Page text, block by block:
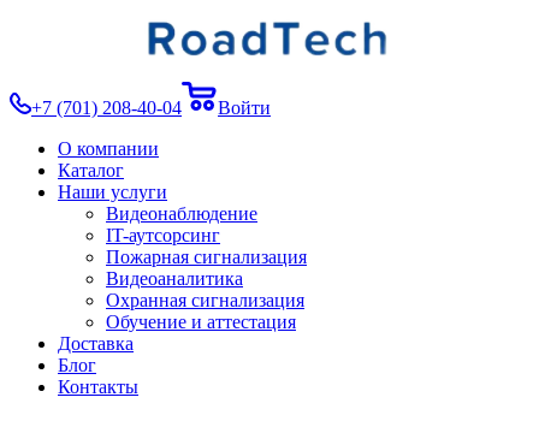
+7 (701) 208-40-04
Войти
О компании
Каталог
Наши услуги
Видеонаблюдение
IT-аутсорсинг
Пожарная сигнализация
Видеоаналитика
Охранная сигнализация
Обучение и аттестация
Доставка
Блог
Контакты